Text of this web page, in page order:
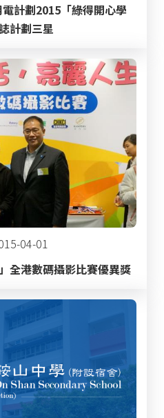
計劃2015「綠得開心學
計劃三星
04-01
全港數碼攝影比賽優異獎